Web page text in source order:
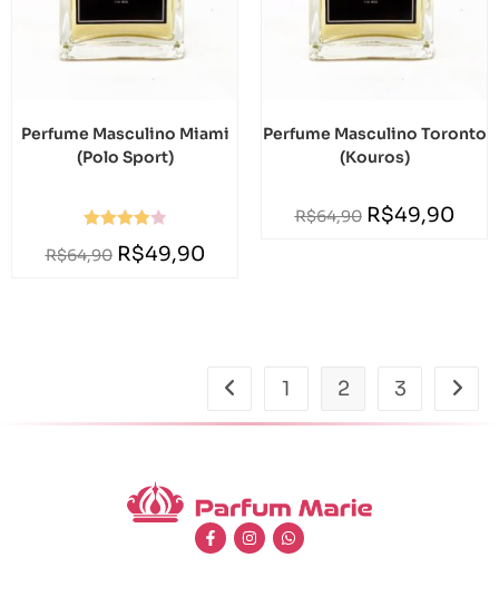
Perfume Masculino Miami
(Polo Sport)
Avaliação
4.00 de 5
R$64,90 R$49,90
Perfume Masculino Toronto
(Kouros)
R$64,90 R$49,90
1 2 3